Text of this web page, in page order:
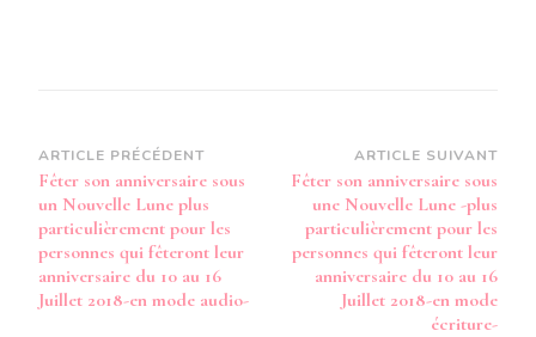
Navigation
d’article
ARTICLE PRÉCÉDENT
Fêter son anniversaire sous
un Nouvelle Lune plus
particulièrement pour les
personnes qui fêteront leur
anniversaire du 10 au 16
Juillet 2018-en mode audio-
ARTICLE SUIVANT
Fêter son anniversaire sous
une Nouvelle Lune -plus
particulièrement pour les
personnes qui fêteront leur
anniversaire du 10 au 16
Juillet 2018-en mode
écriture-